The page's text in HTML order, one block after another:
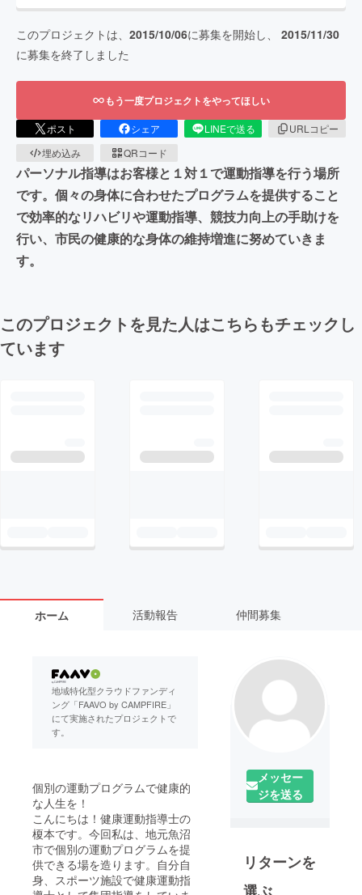
このプロジェクトは、 2015/10/06に募集を開始し、 2015/11/30
に募集を終了しました
もう一度プロジェクトをやってほしい
ポスト シェア LINEで送る
URLコピー
埋め込み
QRコード
パーソナル指導はお客様と１対１で運動指導を行う場所
です。個々の身体に合わせたプログラムを提供すること
で効率的なリハビリや運動指導、競技力向上の手助けを
行い、市民の健康的な身体の維持増進に努めていきま
す。
このプロジェクトを見た人はこちらもチェックし
ています
ホーム 活動報告 仲間募集
地域特化型クラウドファンディ
ング「FAAVO by CAMPFIRE」
にて実施されたプロジェクトで
す。
個別の運動プログラムで健康的
な人生を！
こんにちは！健康運動指導士の
榎本です。今回私は、地元魚沼
市で個別の運動プログラムを提
供できる場を造ります。自分自
身、スポーツ施設で健康運動指
メッセー
ジを送る
リターンを